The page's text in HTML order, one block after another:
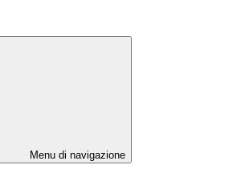
Menu di navigazione